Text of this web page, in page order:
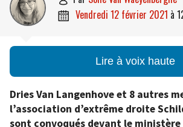
 vendredi 12 février 2021 à
Lire à voix haute
Dries Van Langenhove et 8 autres
l’association d’extrême droite
sont convoqués devant le ministère